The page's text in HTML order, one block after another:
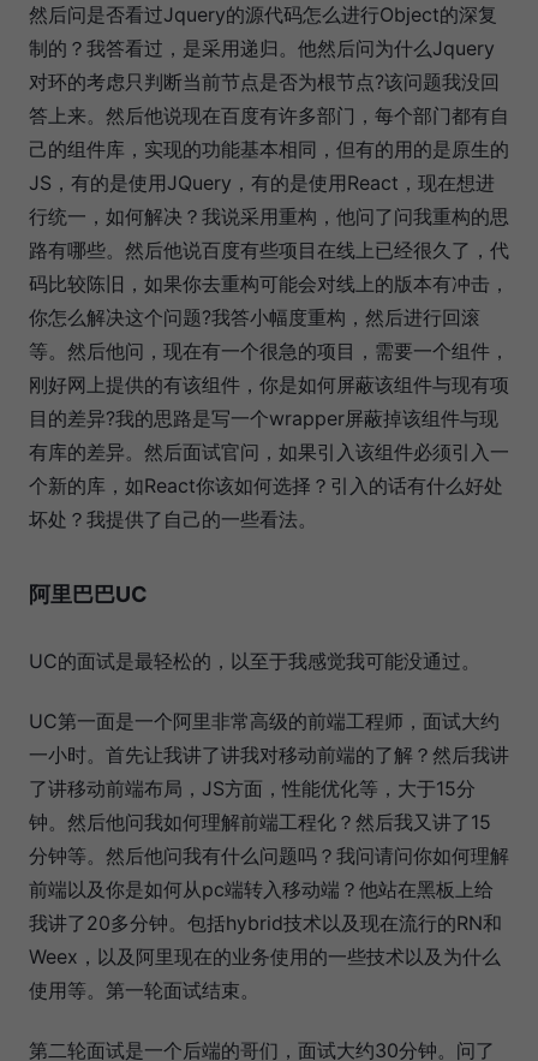
然后问是否看过Jquery的源代码怎么进行Object的深复
制的？我答看过，是采用递归。他然后问为什么Jquery
对环的考虑只判断当前节点是否为根节点?该问题我没回
答上来。然后他说现在百度有许多部门，每个部门都有自
己的组件库，实现的功能基本相同，但有的用的是原生的
JS，有的是使用JQuery，有的是使用React，现在想进
行统一，如何解决？我说采用重构，他问了问我重构的思
路有哪些。然后他说百度有些项目在线上已经很久了，代
码比较陈旧，如果你去重构可能会对线上的版本有冲击，
你怎么解决这个问题?我答小幅度重构，然后进行回滚
等。然后他问，现在有一个很急的项目，需要一个组件，
刚好网上提供的有该组件，你是如何屏蔽该组件与现有项
目的差异?我的思路是写一个wrapper屏蔽掉该组件与现
有库的差异。然后面试官问，如果引入该组件必须引入一
个新的库，如React你该如何选择？引入的话有什么好处
坏处？我提供了自己的一些看法。
阿里巴巴UC
UC的面试是最轻松的，以至于我感觉我可能没通过。
UC第一面是一个阿里非常高级的前端工程师，面试大约
一小时。首先让我讲了讲我对移动前端的了解？然后我讲
了讲移动前端布局，JS方面，性能优化等，大于15分
钟。然后他问我如何理解前端工程化？然后我又讲了15
分钟等。然后他问我有什么问题吗？我问请问你如何理解
前端以及你是如何从pc端转入移动端？他站在黑板上给
我讲了20多分钟。包括hybrid技术以及现在流行的RN和
Weex，以及阿里现在的业务使用的一些技术以及为什么
使用等。第一轮面试结束。
第二轮面试是一个后端的哥们，面试大约30分钟。问了